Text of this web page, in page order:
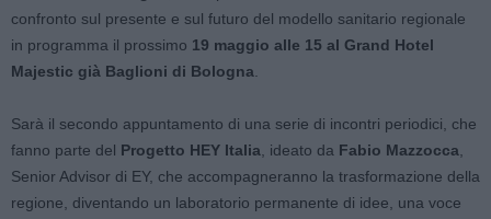
confronto sul presente e sul futuro del modello sanitario regionale
in programma il prossimo 19 maggio alle 15 al Grand Hotel
Majestic già Baglioni di Bologna
Sarà il secondo appuntamento di una serie di incontri periodici, che
fanno parte del Progetto HEY Italia , ideato da Fabio Mazzocca
Senior Advisor di EY, che accompagneranno la trasformazione della
regione, diventando un laboratorio permanente di idee, una voce